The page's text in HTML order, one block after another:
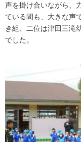
声を掛け合いながら、
ている間も、大きな声
き組、二位は津田三滝
でした。